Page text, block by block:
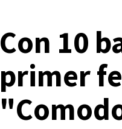
Con 10
primer